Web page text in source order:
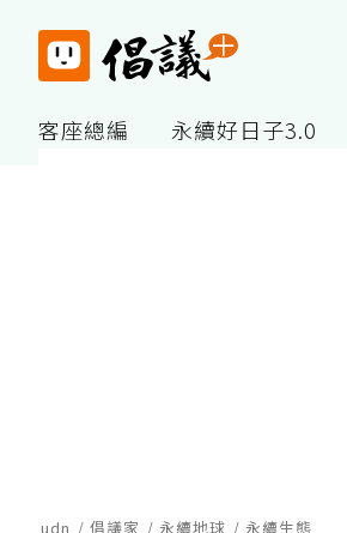
客座總編 永續好日子3.0
udn 倡議家 永續地球 永續生態